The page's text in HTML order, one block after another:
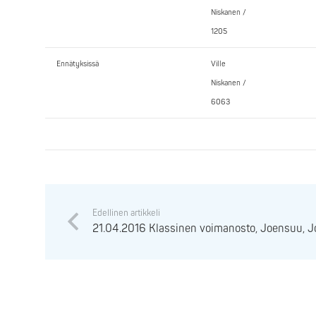
Niskanen /
1205
Ennätyksissä Ville
Niskanen /
6063
Edellinen artikkeli
21.04.2016 Klassinen voimanosto, Joensuu,